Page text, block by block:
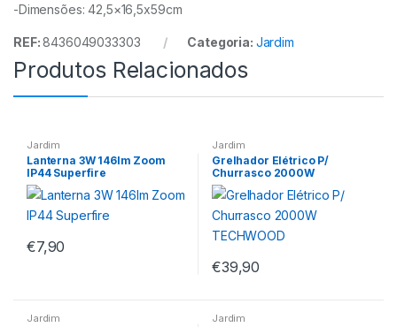
-Dimensões: 42,5×16,5x59cm
REF:8436049033303 Categoria: Jardim
Produtos Relacionados
Jardim
Lanterna 3W 146lm Zoom
IP44 Superfire
€7,90
Jardim
Grelhador Elétrico P/
Churrasco 2000W
TECHWOOD
€39,90
Jardim Jardim